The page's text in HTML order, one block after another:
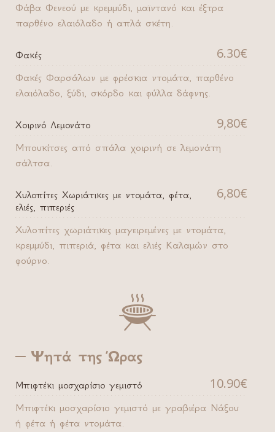
Φάβα Φενεού με κρεμμύδι, μαϊντανό και έξτρα
παρθένο ελαιόλαδο ή απλά σκέτη.
Φακές 6.30€
Φακές Φαρσάλων με φρέσκια ντομάτα, παρθένο
ελαιόλαδο, ξύδι, σκόρδο και φύλλα δάφνης.
Χοιρινό Λεμονάτο 9,80€
Μπουκίτσες από σπάλα χοιρινή σε λεμονάτη
σάλτσα.
Χυλοπίτες Χωριάτικες με ντομάτα, φέτα,
ελιές, πιπεριές
6,80€
Χυλοπίτες χωριάτικες μαγειρεμένες με ντομάτα,
κρεμμύδι, πιπεριά, φέτα και ελιές Καλαμών στο
φούρνο.

Ψητά της Ώρας
Μπιφτέκι μοσχαρίσιο γεμιστό 10.90€
Μπιφτέκι μοσχαρίσιο γεμιστό με γραβιέρα Νάξου
ή φέτα ή φέτα ντομάτα.